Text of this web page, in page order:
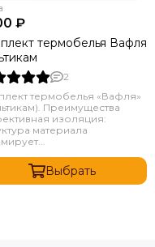
₽
термобелья Вафля
2
термобелья «Вафля»
Преимущества
изоляция:
материала
Выбрать